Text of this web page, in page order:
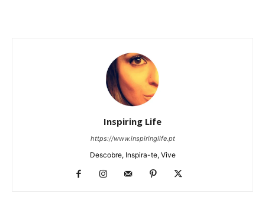
Inspiring Life
https://www.inspiringlife.pt
Descobre, Inspira-te, Vive